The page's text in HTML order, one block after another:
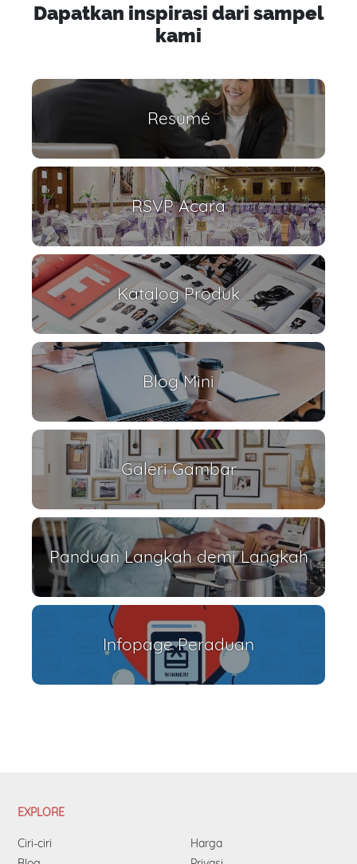
Dapatkan inspirasi dari sampel
kami
Resumé
RSVP Acara
Katalog Produk
Blog Mini
Galeri Gambar
Panduan Langkah demi Langkah
Infopage Peraduan
EXPLORE
Ciri-ciri
Harga